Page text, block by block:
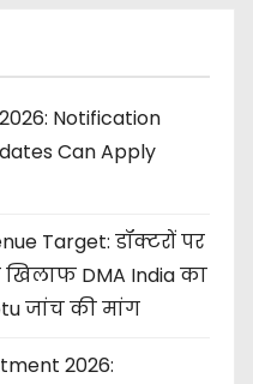
Notification
Can Apply
Target: डॉक्टरों पर
DMA India का
जांच की मांग
2026: